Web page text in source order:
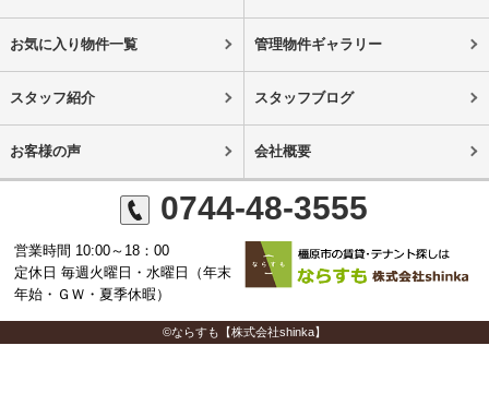
お気に入り物件一覧 管理物件ギャラリー
スタッフ紹介 スタッフブログ
お客様の声 会社概要
0744-48-3555
営業時間 10:00～18：00
定休日 毎週火曜日・水曜日（年末
年始・ＧＷ・夏季休暇）
©ならすも【株式会社shinka】